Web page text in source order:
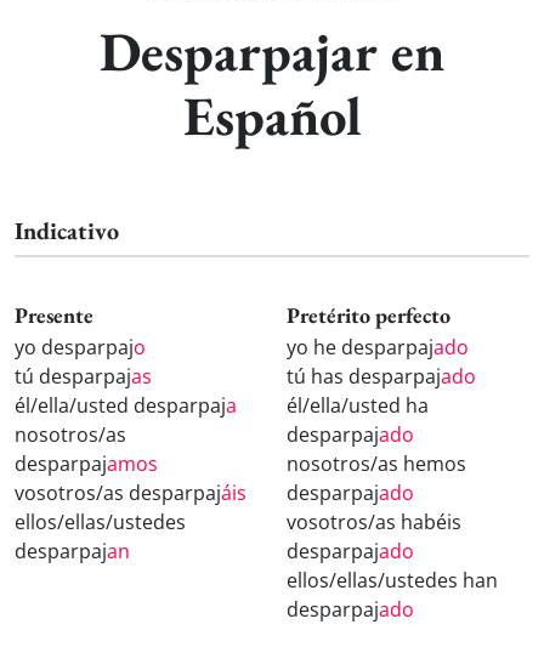
Desparpajar en
Español
Indicativo
Presente
yo desparpajo
tú desparpajas
él/ella/usted desparpaja
nosotros/as
desparpajamos
vosotros/as desparpajáis
ellos/ellas/ustedes
desparpajan
Pretérito perfecto
yo he desparpajado
tú has desparpajado
él/ella/usted ha
desparpajado
nosotros/as hemos
desparpajado
vosotros/as habéis
desparpajado
ellos/ellas/ustedes han
desparpajado